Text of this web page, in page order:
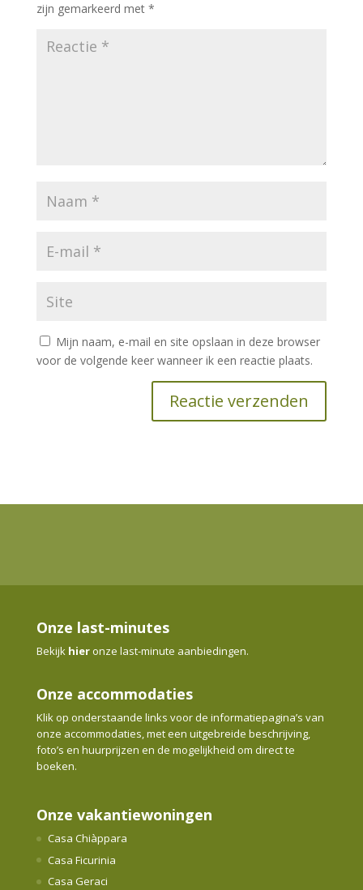
zijn gemarkeerd met *
Mijn naam, e-mail en site opslaan in deze browser
voor de volgende keer wanneer ik een reactie plaats.
Onze last-minutes
Bekijk hieronze last-minute aanbiedingen.
Onze accommodaties
Klik op onderstaande links voor de informatiepagina’s van
onze accommodaties, met een uitgebreide beschrijving,
foto’s en huurprijzen en de mogelijkheid om direct te
boeken.
Onze vakantiewoningen
Casa Chiàppara
Casa Ficurinia
Casa Geraci